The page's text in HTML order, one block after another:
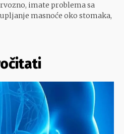
imate problema sa
masnoće oko stomaka,